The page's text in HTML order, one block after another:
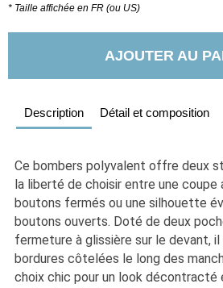
* Taille affichée en FR (ou US)
AJOUTER AU
Description Détail et composition
Ce bombers polyvalent offre deux
la liberté de choisir entre une coupe
boutons fermés ou une silhouette
boutons ouverts. Doté de deux
fermeture à glissière sur le devant,
bordures côtelées le long des
choix chic pour un look décontracté